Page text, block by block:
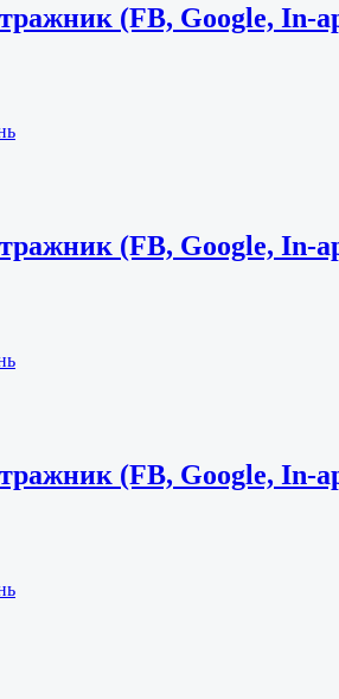
(FB, Google, In-
(FB, Google, In-
(FB, Google, In-